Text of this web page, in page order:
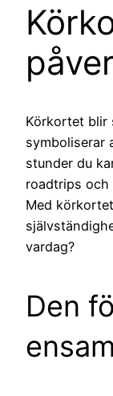
Körkortet blir
symboliserar
stunder du
roadtrips och
Med
vardag?
Den